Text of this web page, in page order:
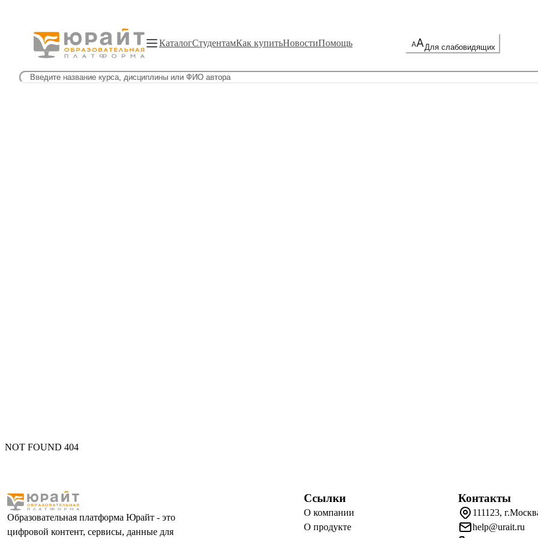
КаталогСтудентамКак купитьНовостиПомощь Для слабовидящих
NOT FOUND 404
Образовательная платформа Юрайт - это
цифровой контент, сервисы, данные для
Ссылки
О компании
О продукте
Контакты
111123,
help@urait.ru